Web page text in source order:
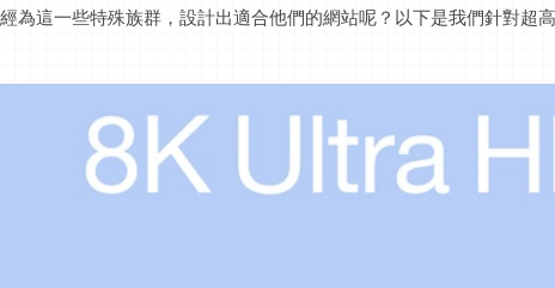
為這一些特殊族群，設計出適合他們的網站呢？以下是我們針對超